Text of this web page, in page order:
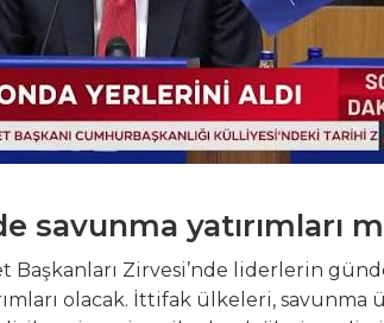
savunma yatırımları
Başkanları Zirvesi’nde liderlerin
olacak. İttifak ülkeleri, savunma